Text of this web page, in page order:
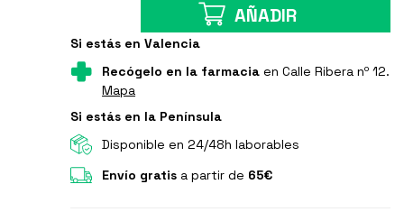
AÑADIR
Si estás en Valencia
Recógelo en la farmacia en Calle Ribera nº 12.
Mapa
Si estás en la Península
Disponible en 24/48h laborables
Envío gratis a partir de 65€